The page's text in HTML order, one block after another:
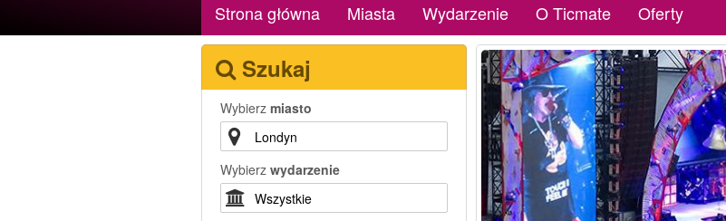
Strona główna Miasta Wydarzenie O Ticmate Oferty
Szukaj
Wybierz miasto
Wybierz wydarzenie